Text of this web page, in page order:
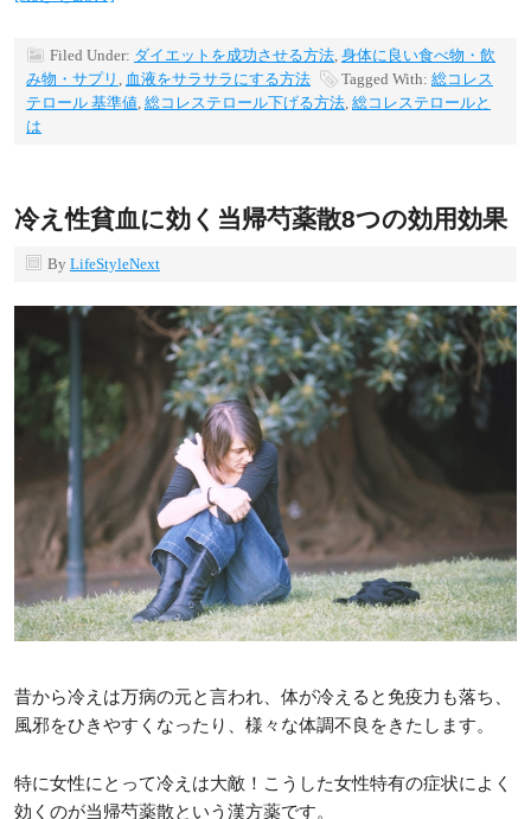
Filed Under: ダイエットを成功させる方法, 身体に良い食べ物・飲
み物・サプリ , 血液をサラサラにする方法 Tagged With: 総コレス
テロール 基準値, 総コレステロール下げる方法, 総コレステロールと
は
冷え性貧血に効く当帰芍薬散8つの効用効果
By LifeStyleNext
昔から冷えは万病の元と言われ、体が冷えると免疫力も落ち、
風邪をひきやすくなったり、様々な体調不良をきたします。
特に女性にとって冷えは大敵！こうした女性特有の症状によく
効くのが当帰芍薬散という漢方薬です。